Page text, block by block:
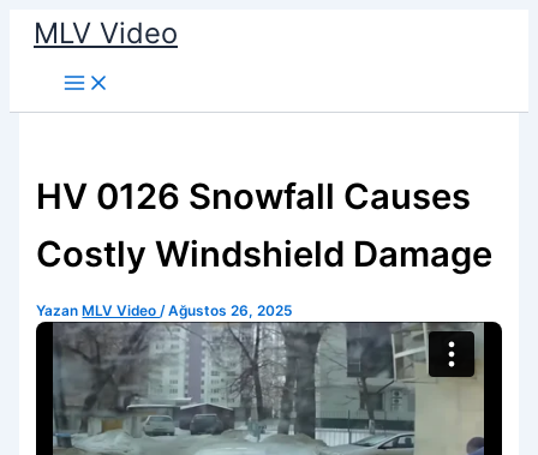
İçeriğe
atla
MLV Video
HV 0126 Snowfall Causes
Costly Windshield Damage
Yazan MLV Video/Ağustos 26, 2025